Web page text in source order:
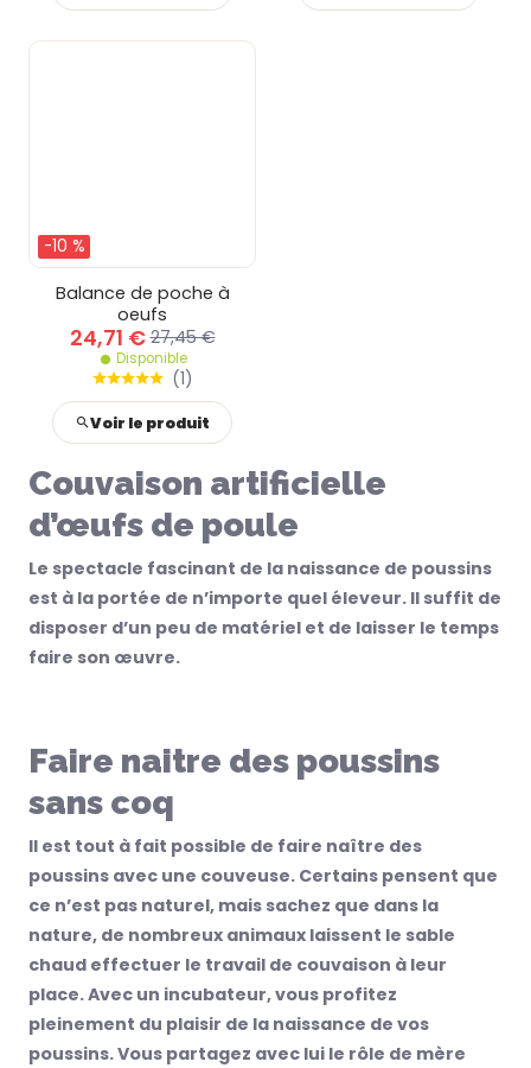
-10 %
Balance de poche à
oeufs
24,71 € 27,45 €
Disponible
(1)
Voir le produit
Couvaison artificielle
d’œufs de poule
Le spectacle fascinant de la naissance de poussins
est à la portée de n’importe quel éleveur. Il suffit de
disposer d’un peu de matériel et de laisser le temps
faire son œuvre.
Faire naitre des poussins
sans coq
Il est tout à fait possible de faire naître des
poussins avec une couveuse. Certains pensent que
ce n’est pas naturel, mais sachez que dans la
nature, de nombreux animaux laissent le sable
chaud effectuer le travail de couvaison à leur
place. Avec un incubateur, vous profitez
pleinement du plaisir de la naissance de vos
poussins. Vous partagez avec lui le rôle de mère